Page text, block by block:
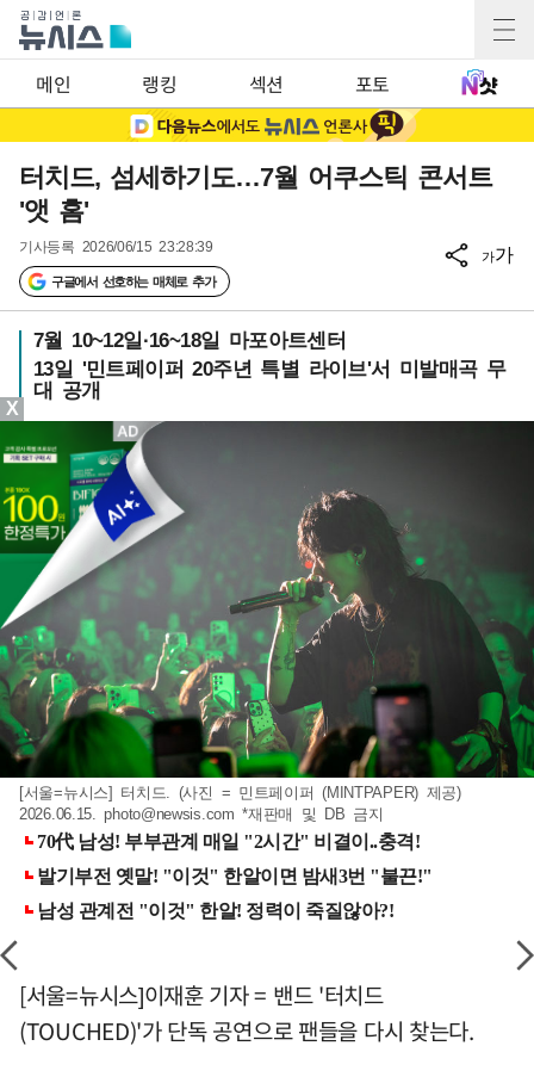
메인 랭킹 섹션 포토
터치드, 섬세하기도…7월 어쿠스틱 콘서트
'앳 홈'
기사등록 2026/06/15 23:28:39
구글에서 선호하는 매체로 추가
가가
7월 10~12일·16~18일 마포아트센터
13일 '민트페이퍼 20주년 특별 라이브'서 미발매곡 무
대 공개
[서울=뉴시스] 터치드. (사진 = 민트페이퍼 (MINTPAPER) 제공)
2026.06.15.photo@newsis.com *재판매 및 DB 금지
[서울=뉴시스]이재훈 기자 = 밴드 '터치드
(TOUCHED)'가 단독 공연으로 팬들을 다시 찾는다.
X